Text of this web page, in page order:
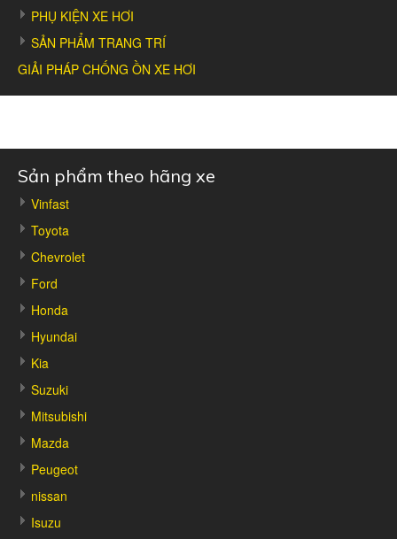
PHỤ KIỆN XE HƠI
SẢN PHẨM TRANG TRÍ
GIẢI PHÁP CHỐNG ỒN XE HƠI
Sản phẩm theo hãng xe
Vinfast
Toyota
Chevrolet
Ford
Honda
Hyundai
Kia
Suzuki
Mitsubishi
Mazda
Peugeot
nissan
Isuzu